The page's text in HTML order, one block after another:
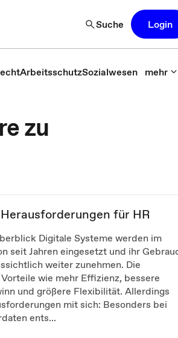
Suche Login
ArbeitsschutzSozialwesen mehr
zu
für HR
Digitale Systeme werden im
seit Jahren eingesetzt und ihr
weiter zunehmen. Die
wie mehr Effizienz, bessere
und größere Flexibilität. Allerdings
mit sich: Besonders bei
ents...